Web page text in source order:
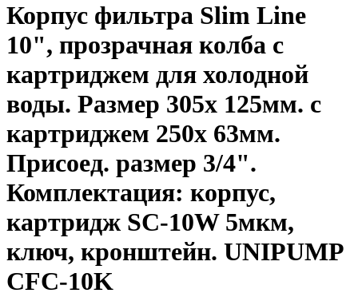
Корпус фильтра Slim Line
10", прозрачная колба с
картриджем для холодной
воды. Размер 305х 125мм. с
картриджем 250х 63мм.
Присоед. размер 3/4".
Комплектация: корпус,
картридж SC-10W 5мкм,
ключ, кронштейн. UNIPUMP
CFC-10K